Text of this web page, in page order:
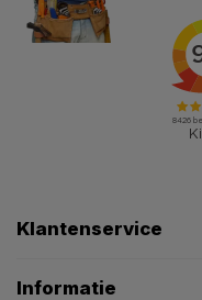
Klantenservice
Informatie